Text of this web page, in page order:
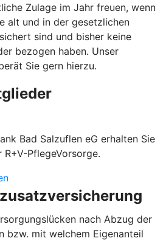
Zulage im Jahr freuen, wenn
alt und in der gesetzlichen
sind und bisher keine
bezogen haben. Unser
Sie gern hierzu.
Bad Salzuflen eG erhalten Sie
PflegeVorsorge.
nach Abzug der
bzw. mit welchem Eigenanteil